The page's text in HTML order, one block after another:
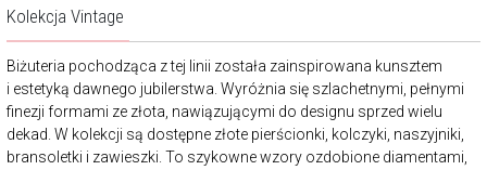
Kolekcja Vintage
Biżuteria pochodząca z tej linii została zainspirowana kunsztem
i estetyką dawnego jubilerstwa. Wyróżnia się szlachetnymi, pełnymi
finezji formami ze złota, nawiązującymi do designu sprzed wielu
dekad. W kolekcji są dostępne złote pierścionki, kolczyki, naszyjniki,
bransoletki i zawieszki. To szykowne wzory ozdobione diamentami,